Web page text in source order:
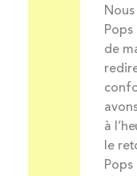
de
à
le
Pops